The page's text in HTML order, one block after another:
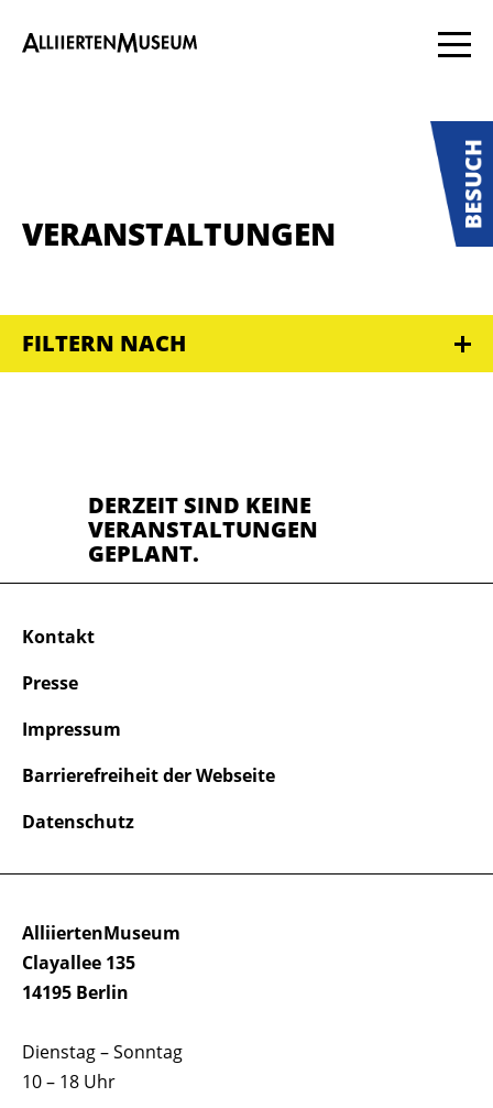
VERANSTALTUNGEN
FILTERN NACH
DERZEIT SIND KEINE
VERANSTALTUNGEN
GEPLANT.
AlliiertenMuseum
Clayallee 135
14195 Berlin
Dienstag – Sonntag
10 – 18 Uhr
Kontakt
Presse
Impressum
Barrierefreiheit der Webseite
Datenschutz